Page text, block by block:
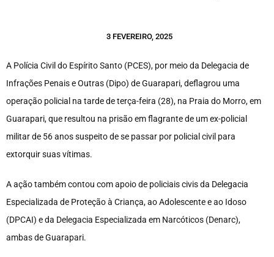
3 FEVEREIRO, 2025
A Polícia Civil do Espírito Santo (PCES), por meio da Delegacia de
Infrações Penais e Outras (Dipo) de Guarapari, deflagrou uma
operação policial na tarde de terça-feira (28), na Praia do Morro, em
Guarapari, que resultou na prisão em flagrante de um ex-policial
militar de 56 anos suspeito de se passar por policial civil para
extorquir suas vítimas.
A ação também contou com apoio de policiais civis da Delegacia
Especializada de Proteção à Criança, ao Adolescente e ao Idoso
(DPCAI) e da Delegacia Especializada em Narcóticos (Denarc),
ambas de Guarapari.